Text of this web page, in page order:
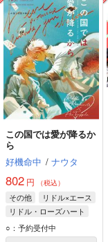
この国では愛が降るか
ら
好機命中 / ナウタ
802 円 （税込）
その他
リドル×エース
リドル・ローズハート
エース・トラッポラ
○：予約受付中